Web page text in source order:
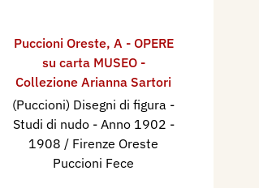
Puccioni Oreste, A - OPERE
su carta MUSEO -
Collezione Arianna Sartori
(Puccioni) Disegni di figura -
Studi di nudo - Anno 1902 -
1908 / Firenze Oreste
Puccioni Fece